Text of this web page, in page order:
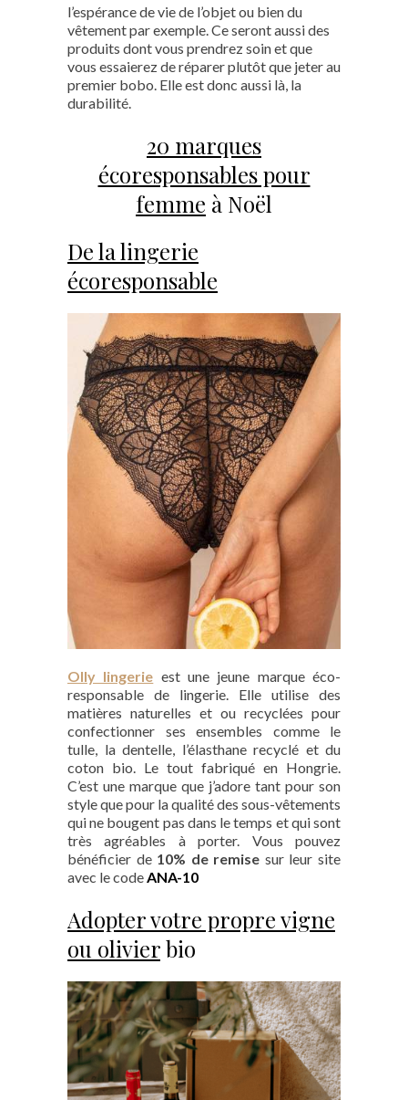
l’espérance de vie de l’objet ou bien du
vêtement par exemple. Ce seront aussi des
produits dont vous prendrez soin et que
vous essaierez de réparer plutôt que jeter au
premier bobo. Elle est donc aussi là, la
durabilité.
20 marques
écoresponsables pour
femme à Noël
De la lingerie
écoresponsable
Olly lingerie est une jeune marque éco-
responsable de lingerie. Elle utilise des
matières naturelles et ou recyclées pour
confectionner ses ensembles comme le
tulle, la dentelle, l’élasthane recyclé et du
coton bio. Le tout fabriqué en Hongrie.
C’est une marque que j’adore tant pour son
style que pour la qualité des sous-vêtements
qui ne bougent pas dans le temps et qui sont
très agréables à porter. Vous pouvez
bénéficier de 10% de remise sur leur site
avec le codeANA-10
Adopter votre propre vigne
ou olivierbio